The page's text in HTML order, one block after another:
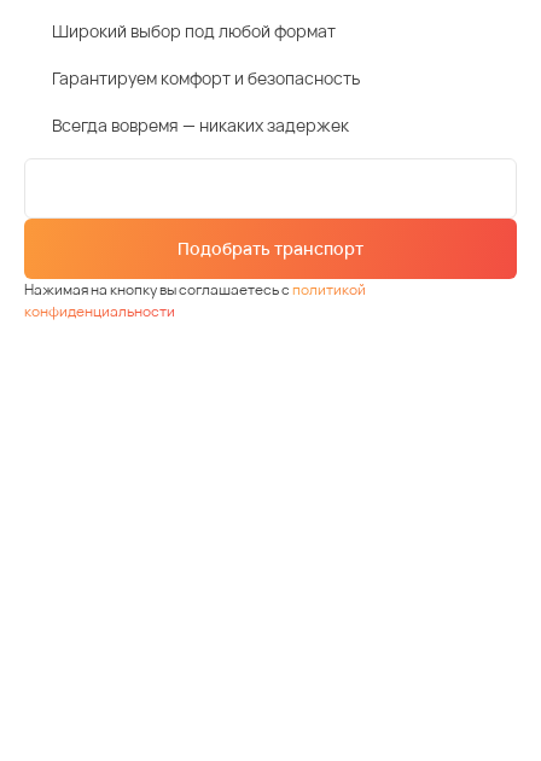
Широкий выбор под любой формат
Гарантируем комфорт и безопасность
Всегда вовремя — никаких задержек
Подобрать транспорт
Нажимая на кнопку вы соглашаетесь сполитикой
конфиденциальности